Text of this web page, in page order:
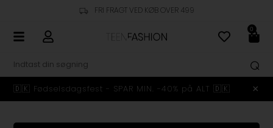
FRI FRAGT VED KØB OVER 499
0
🇩🇰 Fødselsdagsfest - SPAR MIN. -40% på ALT 🇩🇰